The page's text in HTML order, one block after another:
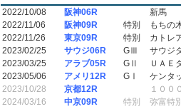
2022/10/08 阪神06R
新馬
2022/11/06
阪神09R 特別
もちの
2022/11/26
東京09R 特別
カトレ
2023/02/25
サウジ06R GⅢ
サウジ
2023/03/25
アラブ05R GⅡ
ＵＡＥ
2023/05/06
アメリ12R GⅠ
ケンタ
2023/10/28
京都12R
１００
2024/03/16
中京09R 特別
弥富特